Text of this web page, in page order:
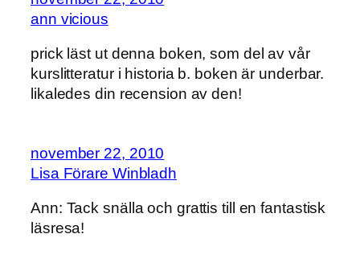
ann vicious
prick läst ut denna boken, som del av vår
kurslitteratur i historia b. boken är underbar.
likaledes din recension av den!
november 22, 2010
Lisa Förare Winbladh
Ann: Tack snälla och grattis till en fantastisk
läsresa!